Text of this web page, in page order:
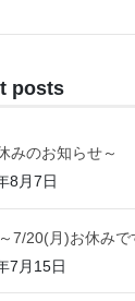
posts
みのお知らせ～
8月7日
7/20(月)お休みで
7月15日